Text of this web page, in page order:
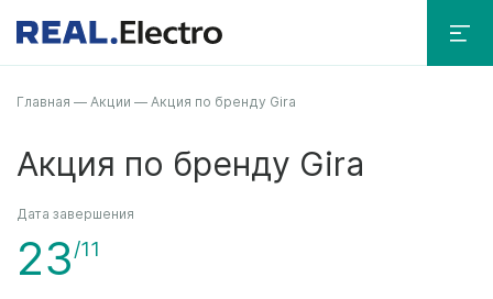
Главная — Акции — Акция по бренду Gira
Акция по бренду Gira
Дата завершения
23/11